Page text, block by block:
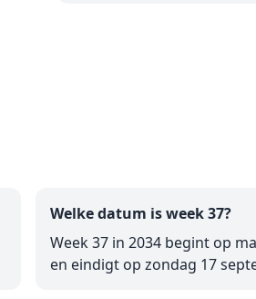
Welke datum is week 37?
Week 37 in 2034 begint op
en eindigt op zondag 17